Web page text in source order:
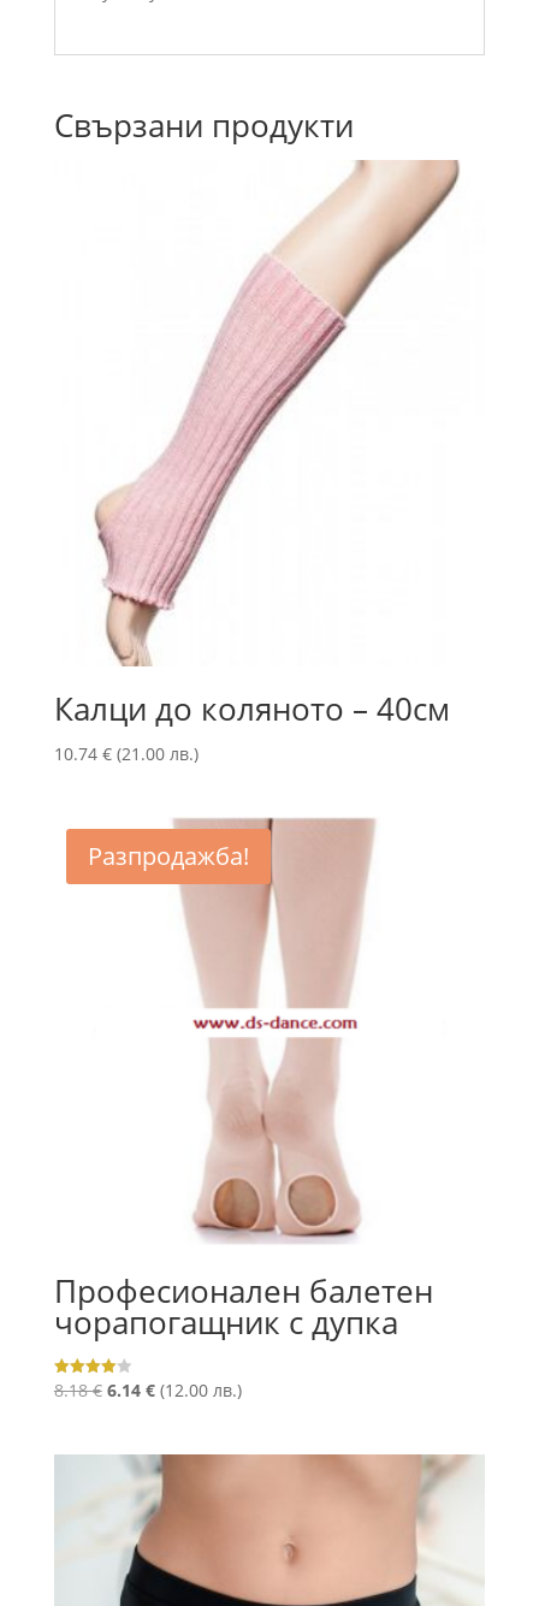
Свързани продукти
Калци до коляното – 40см
10.74 € (21.00 лв.)
Разпродажба!
Професионален балетен
чорапогащник с дупка
Оценено
с
8.18€ Original
8.18 €.
6.14 €Текущата
6.14 €.
(12.00 лв.)